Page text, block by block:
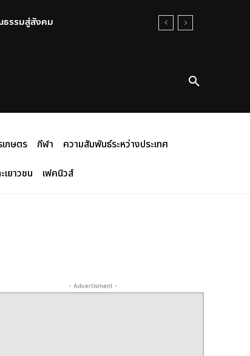
รรมสู่สังคม
เกษตร กีฬา
ความสัมพันธ์ระหว่างประเทศ
เยาวชน เฟคนิวส์
- Advertisment -